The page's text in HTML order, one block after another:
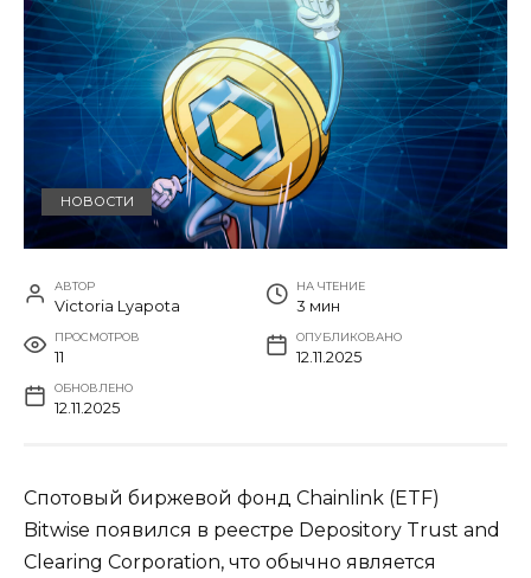
НОВОСТИ
АВТОР
Victoria Lyapota
НА ЧТЕНИЕ
3 мин
ПРОСМОТРОВ
11
ОПУБЛИКОВАНО
12.11.2025
ОБНОВЛЕНО
12.11.2025
Спотовый биржевой фонд Chainlink (ETF)
Bitwise появился в реестре Depository Trust and
Clearing Corporation, что обычно является